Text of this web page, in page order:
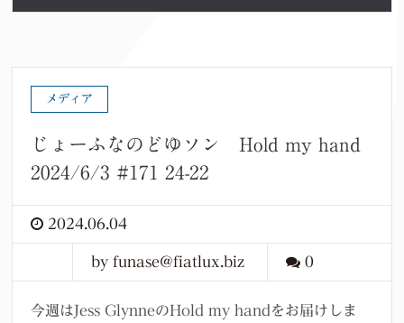
メディア
じょーふなのどゆソン Hold my hand
2024/6/3 #171 24-22
2024.06.04
by funase@fiatlux.biz 0
今週はJess GlynneのHold my handをお届けしま